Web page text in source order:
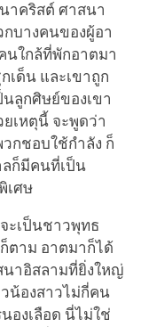
าคริสต์ ศาสนา
บางคนของผู้อา
นใกล้ที่พักอาตมา
ด็น และเขาถูก
นลูกศิษย์ของเขา
เหตุนี้ จะพูดว่า
กชอบใช้กำลัง ก็
ลก็มีคนที่เป็น
เศษ
ะเป็นชาวพุทธ
ตาม อาตมาก็ได้
นาอิสลามที่ยิ่งใหญ่
น้องสาวไม่กี่คน
องเลือด นี่ไม่ใช่